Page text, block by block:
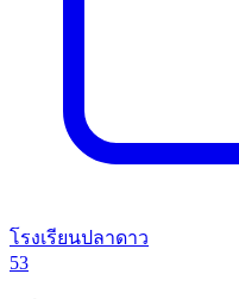
โรงเรียนปลาดาว
53